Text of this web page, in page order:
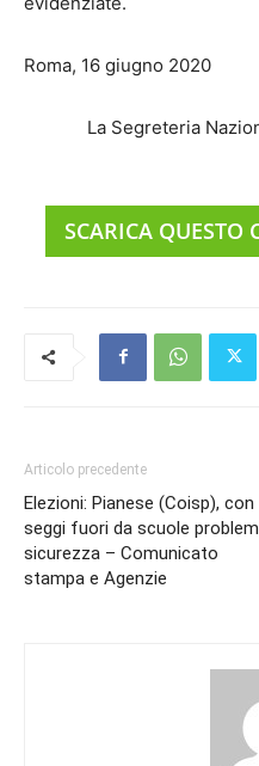
Roma, 16 giugno 2020
La Segreteria
SCARICA QUESTO
Articolo precedente
Elezioni: Pianese (Coisp), con
seggi fuori da scuole
sicurezza – Comunicato
stampa e Agenzie